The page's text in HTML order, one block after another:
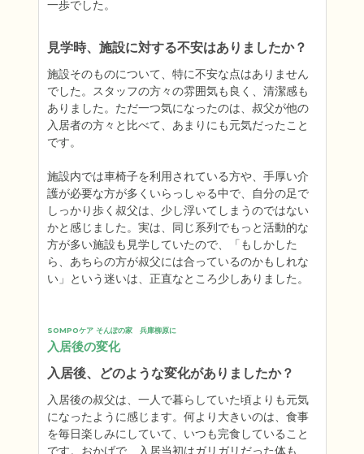
一歩でした。
見学時、施設に対する不安はありましたか？
施設そのものについて、特に不安な点はありません
でした。スタッフの方々の雰囲気も良く、清潔感も
ありました。ただ一つ気になったのは、叔父が他の
入居者の方々と比べて、あまりにも元気だったこと
です。
施設内では車椅子を利用されている方や、手厚い介
護が必要な方が多くいらっしゃる中で、自分の足で
しっかり歩く叔父は、少し浮いてしまうのではない
かと感じました。実は、同じ系列でもっと活動的な
方が多い施設も見学していたので、「もしかした
ら、あちらの方が叔父には合っているのかもしれな
い」という迷いは、正直なところ少しありました。
SOMPOケア そんぽの家　兵庫柳原に
入居後の変化
入居後、どのような変化がありましたか？
入居後の叔父は、一人で暮らしていた頃よりも元気
になったように感じます。何より大きいのは、食事
を毎日楽しみにしていて、いつも完食していること
です。おかげで、入居当初はガリガリだった体も、